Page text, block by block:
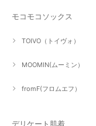
モコモコソックス
TOIVO（トイヴォ）
MOOMIN(ムーミン）
fromF(フロムエフ）
デリケート肌着